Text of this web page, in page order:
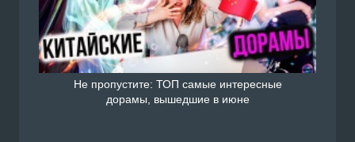
Не пропустите: ТОП самые интересные
дорамы, вышедшие в июне